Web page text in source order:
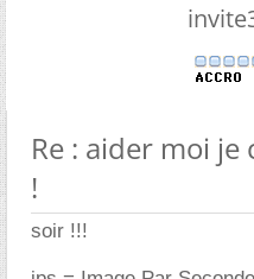
Re : aider moi
!
soir !!!